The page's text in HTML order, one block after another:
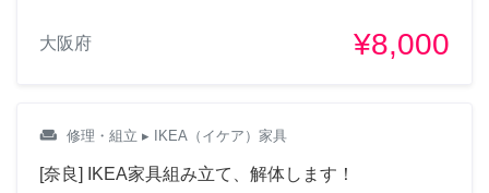
大阪府 ¥8,000
weekend 修理・組立 ▸ IKEA（イケア）家具
[奈良] IKEA家具組み立て、解体します！